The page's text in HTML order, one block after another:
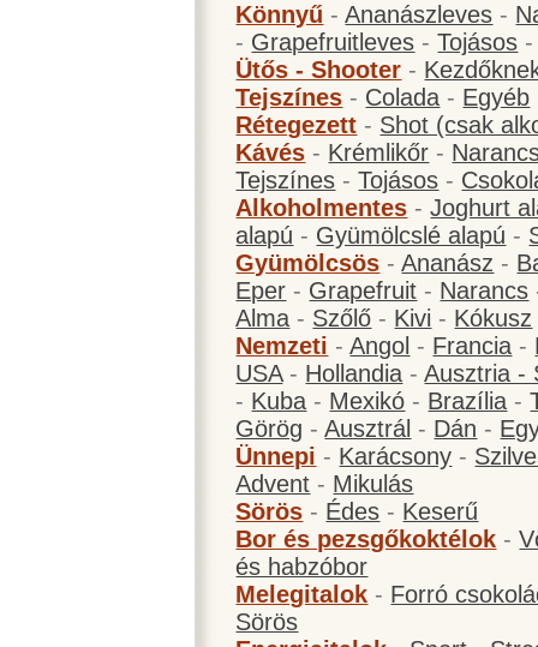
Könnyű -Ananászleves -
- Grapefruitleves -Tojásos
Ütős - Shooter -
Tejszínes - Colada - Egyéb
Rétegezett - Shot (csak
Kávés - Krémlikőr -
Tejszínes -Tojásos -
Alkoholmentes -Joghurt
alapú - Gyümölcslé alapú -
Gyümölcsös -Ananász -
Eper - Grapefruit - Narancs
Alma - Szőlő - Kivi - Kókusz
Nemzeti -Angol - Francia -
USA- Hollandia -Ausztria -
- Kuba - Mexikó - Brazília -
Görög -Ausztrál - Dán -
Ünnepi - Karácsony -
Advent - Mikulás
Sörös - Édes - Keserű
Bor és pezsgőkoktélok -
és habzóbor
Melegitalok - Forró
Sörös